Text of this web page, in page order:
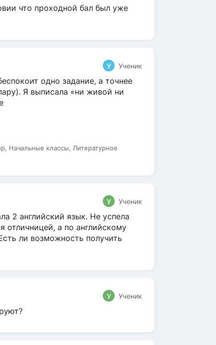
что проходной бал был уже
У Ученик
одно задание, а точнее
Я выписала «ни живой ни
Начальные классы, Литературное
У Ученик
2 английский язык. Не успела
отличницей, а по английскому
ли возможность получить
У Ученик